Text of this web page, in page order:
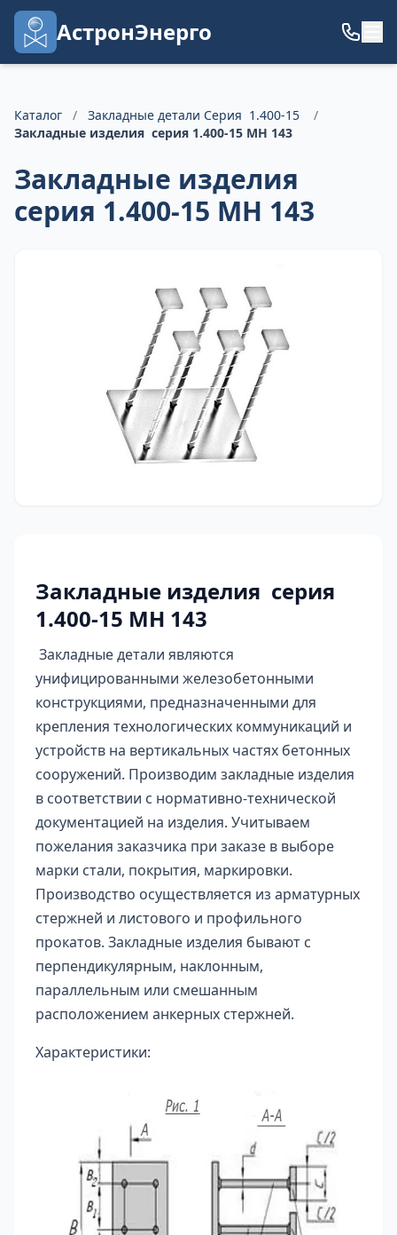
АстронЭнерго
Каталог / Закладные детали Серия 1.400-15
/
Закладные изделия серия 1.400-15 МН 143
Закладные изделия
серия 1.400-15 МН 143
Закладные изделия серия
1.400-15 МН 143
Закладные детали являются
унифицированными железобетонными
конструкциями, предназначенными для
крепления технологических коммуникаций и
устройств на вертикальных частях бетонных
сооружений. Производим закладные изделия
в соответствии с нормативно-технической
документацией на изделия. Учитываем
пожелания заказчика при заказе в выборе
марки стали, покрытия, маркировки.
Производство осуществляется из арматурных
стержней и листового и профильного
прокатов. Закладные изделия бывают с
перпендикулярным, наклонным,
параллельным или смешанным
расположением анкерных стержней.
Характеристики: